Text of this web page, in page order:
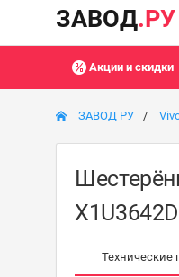
ЗАВОД.РУ
Акции и скидки
ЗАВОД РУ
Технические